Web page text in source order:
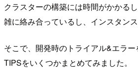
クラスターの構築には時間がかかる
雑に絡み合っているし、インスタン
そこで、開発時のトライアル&エラ
TIPSをいくつかまとめてみました。